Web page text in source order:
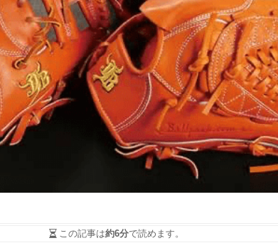
この記事は約6分で読めます。